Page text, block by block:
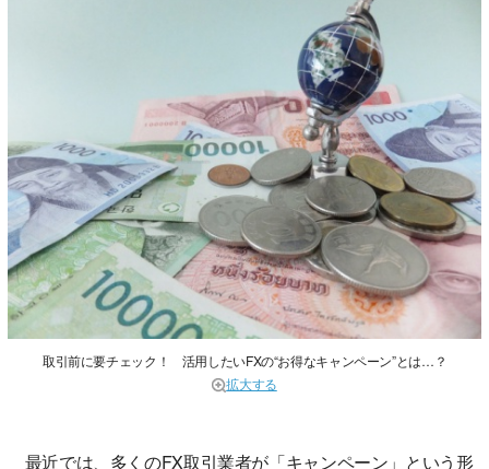
取引前に要チェック！ 活用したいFXの“お得なキャンペーン”とは…？
拡大する
最近では、多くのFX取引業者が「キャンペーン」という形